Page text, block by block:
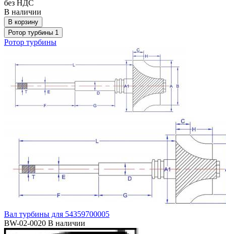
без НДС
В наличии
В корзину
Ротор турбины 1
Ротор турбины
Вал турбины для 54359700005
BW-02-0020 В наличии